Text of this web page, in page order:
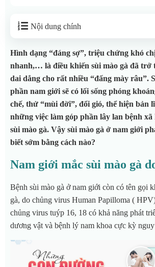
Nội dung chính
Hình dạng “đáng sợ”, triệu chứng khó
nhanh,… là điều khiến sùi mào gà đã trở
dai dẳng cho rất nhiều “đấng mày râu”.
phần nam giới sẽ có lối sống phóng
chế, thử “mùi đời”, đổi gió, thể hiện bản
những việc làm góp phần lây lan bệnh xã
sùi mào gà. Vậy sùi mào gà ở nam giới
biết sớm bằng cách nào?
Nam giới mắc sùi mào gà
Bệnh sùi mào gà ở nam giới còn có tên gọi
gà, do chủng virus Human Papilloma (
chủng virus tuýp 16, 18 có khả năng phát
dương vật và bệnh lý nam khoa cực kỳ